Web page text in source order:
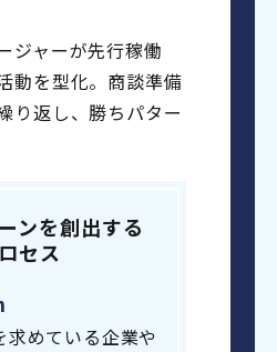
ジャーが先行稼働
動を型化。商談準備
り返し、勝ちパター
ンを創出する
セス
求めている企業や